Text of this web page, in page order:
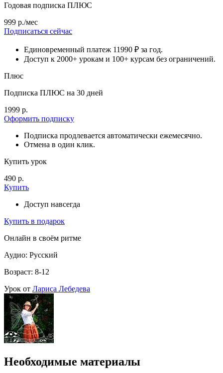
Годовая подписка ПЛЮС
999 р./мес
Подписаться сейчас
Единовременный платеж 11990 ₽ за год.
Доступ к 2000+ урокам и 100+ курсам без ограничений.
Плюс
Подписка ПЛЮС на 30 дней
1999 р.
Оформить подписку
Подписка продлевается автоматически ежемесячно.
Отмена в один клик.
Купить урок
490 р.
Купить
Доступ навсегда
Купить в подарок
Онлайн в своём ритме
Аудио: Русский
Возраст: 8-12
Урок от Лариса Лебедева
Необходимые материалы